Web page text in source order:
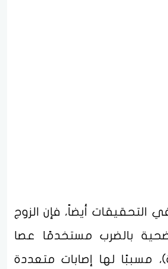
التحقيقات أيضاً، فإن الزوج
بالضرب مستخدمًا عصا
مسببًا لها إصابات متعددة